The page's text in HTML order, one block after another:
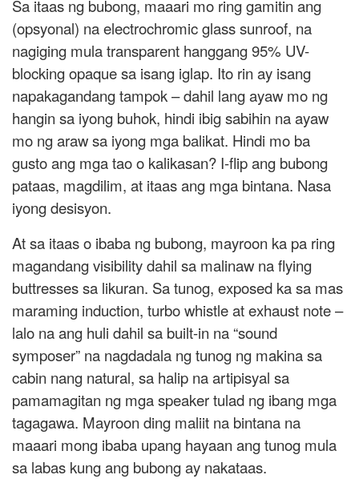
Sa itaas ng bubong, maaari mo ring gamitin ang
(opsyonal) na electrochromic glass sunroof, na
nagiging mula transparent hanggang 95% UV-
blocking opaque sa isang iglap. Ito rin ay isang
napakagandang tampok – dahil lang ayaw mo ng
hangin sa iyong buhok, hindi ibig sabihin na ayaw
mo ng araw sa iyong mga balikat. Hindi mo ba
gusto ang mga tao o kalikasan? I-flip ang bubong
pataas, magdilim, at itaas ang mga bintana. Nasa
iyong desisyon.
At sa itaas o ibaba ng bubong, mayroon ka pa ring
magandang visibility dahil sa malinaw na flying
buttresses sa likuran. Sa tunog, exposed ka sa mas
maraming induction, turbo whistle at exhaust note –
lalo na ang huli dahil sa built-in na “sound
symposer” na nagdadala ng tunog ng makina sa
cabin nang natural, sa halip na artipisyal sa
pamamagitan ng mga speaker tulad ng ibang mga
tagagawa. Mayroon ding maliit na bintana na
maaari mong ibaba upang hayaan ang tunog mula
sa labas kung ang bubong ay nakataas.